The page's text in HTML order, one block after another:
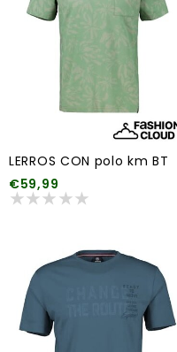
LERROS CON polo km BT
€59,99